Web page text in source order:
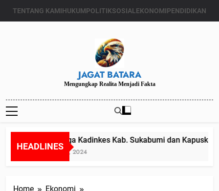
TENTANG KAMIHUKUMPOLITIKSOSIALEKONOMIPENDIDIKAN
JAGAT BATARA
Mengungkap Realita Menjadi Fakta
HEADLINES
Diduga Kadinkes Kab. Sukabumi dan
Juli 24, 2024
Home
Ekonomi